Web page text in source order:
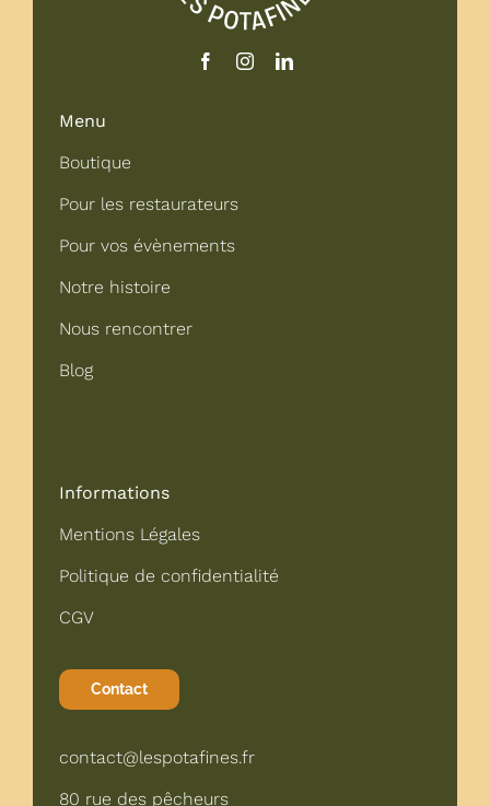
Menu
Boutique
Pour les restaurateurs
Pour vos évènements
Notre histoire
Nous rencontrer
Blog
Informations
Mentions Légales
Politique de confidentialité
CGV
Contact
contact@lespotafines.fr
80 rue des pêcheurs